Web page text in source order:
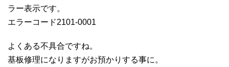
ラー表示です。
エラーコード2101-0001
よくある不具合ですね。
基板修理になりますがお預かりする事に。